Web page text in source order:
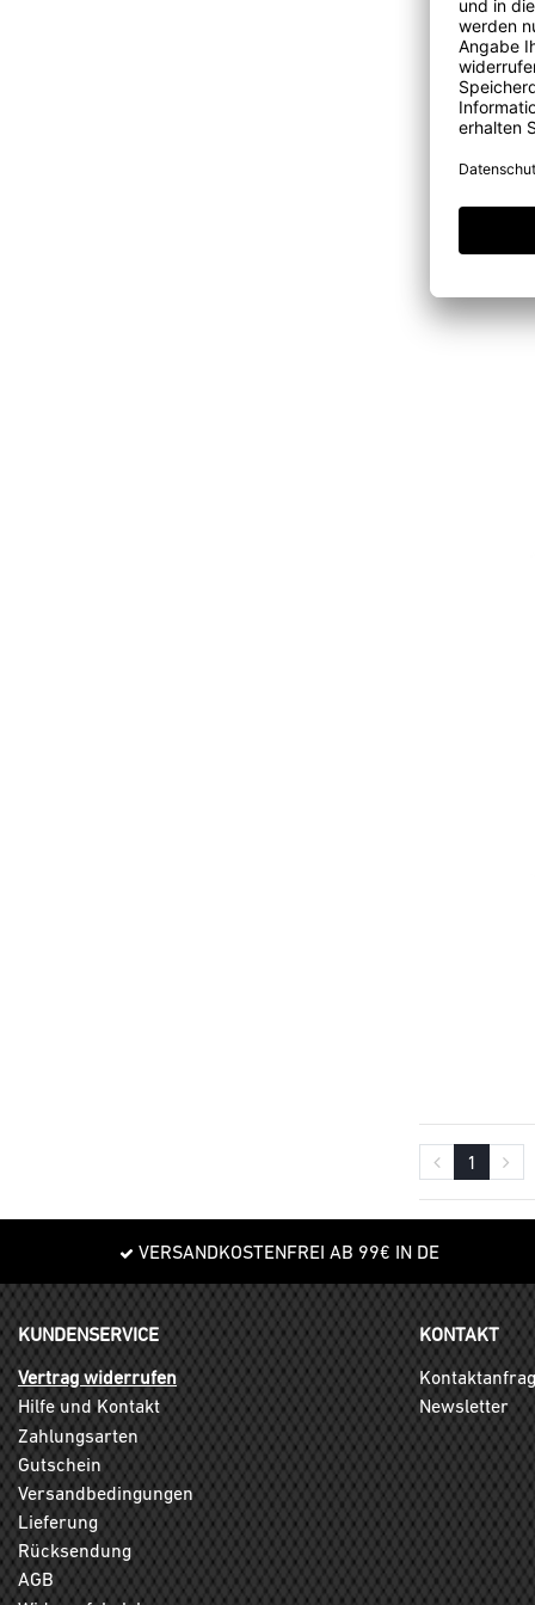
1
VERSANDKOSTENFREI AB 99€ IN DE
KUNDENSERVICE
Vertrag widerrufen
Hilfe und Kontakt
Zahlungsarten
Gutschein
Versandbedingungen
Lieferung
Rücksendung
AGB
KONTAKT
Newsletter